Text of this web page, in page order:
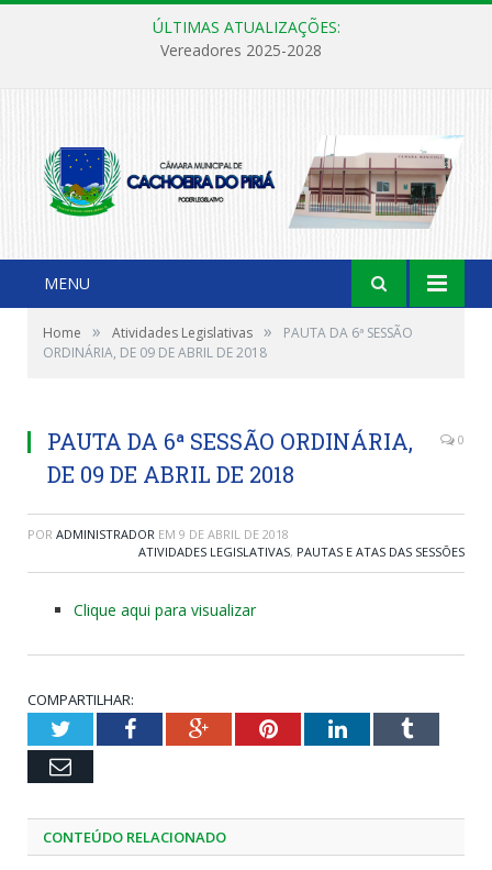
ÚLTIMAS ATUALIZAÇÕES:
Vereadores 2025-2028
MENU
Home » Atividades Legislativas »
PAUTA DA 6ª SESSÃO
ORDINÁRIA, DE 09 DE ABRIL DE 2018
PAUTA DA 6ª SESSÃO ORDINÁRIA,
DE 09 DE ABRIL DE 2018
0
POR ADMINISTRADOR EM 9 DE ABRIL DE 2018
ATIVIDADES LEGISLATIVAS, PAUTAS E ATAS DAS SESSÕES
Clique aqui para visualizar
COMPARTILHAR:
TwitterFacebookGoogle+PinterestLinkedInTumblr
Email
CONTEÚDO RELACIONADO